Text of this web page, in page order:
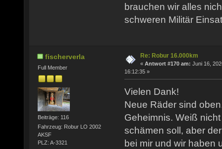
brauchen wir alles
schweren Militär
fischerverla
Full Member
Beiträge: 116
Fahrzeug: Robur LO 2002
AKSF
PLZ: A-3321
Re: Robur 16.000km
« Antwort #170 am: Juni 16,
16:12:35 »
Vielen Dank!
Neue Räder sind
Geheimnis. Weiß
schämen soll, aber
bei mir und wir haben